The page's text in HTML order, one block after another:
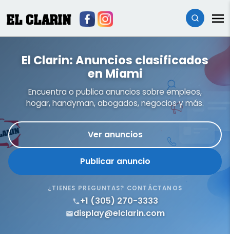
EL CLARIN
El Clarin: Anuncios clasificados
en Miami
Encuentra o publica anuncios sobre empleos,
hogar, handyman, abogados, negocios y más.
Ver anuncios
Publicar anuncio
¿TIENES PREGUNTAS? CONTÁCTANOS
+1 (305) 270-3333
display@elclarin.com